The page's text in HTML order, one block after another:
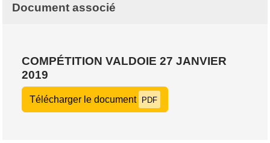
Document associé
COMPÉTITION VALDOIE 27 JANVIER
2019
Télécharger le document PDF